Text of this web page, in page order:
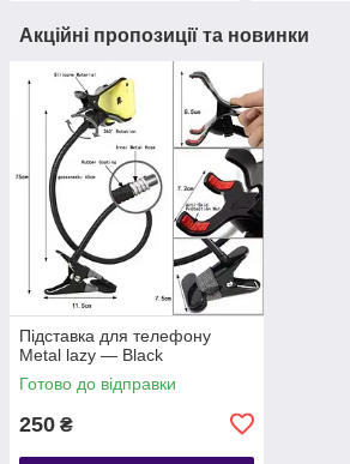
Акційні пропозиції та новинки
Підставка для телефону
Metal lazy — Black
Готово до відправки
250 ₴